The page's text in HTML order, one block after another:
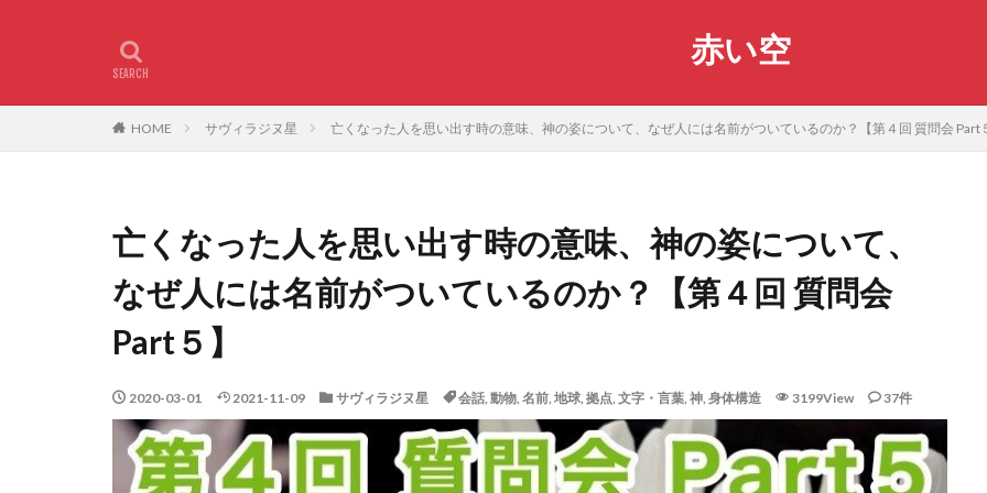
赤い空
HOME サヴィラジヌ星 亡くなった人を思い出す時の意味、神の姿について、なぜ人には名前がついているのか？【第４回 質問会 Part
亡くなった人を思い出す時の意味、神の姿について、
なぜ人には名前がついているのか？【第４回 質問会
Part５】
2020-03-01 2021-11-09 サヴィラジヌ星 会話, 動物, 名前, 地球, 拠点, 文字・言葉, 神, 身体構造 3199View 37件